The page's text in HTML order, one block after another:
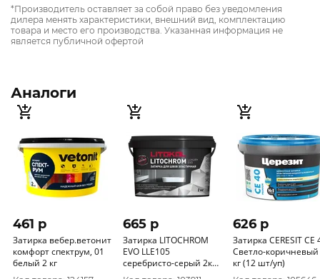
*Производитель оставляет за собой право без уведомления
дилера менять характеристики, внешний вид, комплектацию
товара и место его производства. Указанная информация не
является публичной офертой
Аналоги
461 p
Затирка вебер.ветонит
комфорт спектрум, 01
белый 2 кг
665 p
Затирка LITOCHROM
EVO LLE105
серебристо-серый 2кг
LUX
626 p
Затирка CERESIT CE
Светло-коричневый
кг (12 шт/уп)